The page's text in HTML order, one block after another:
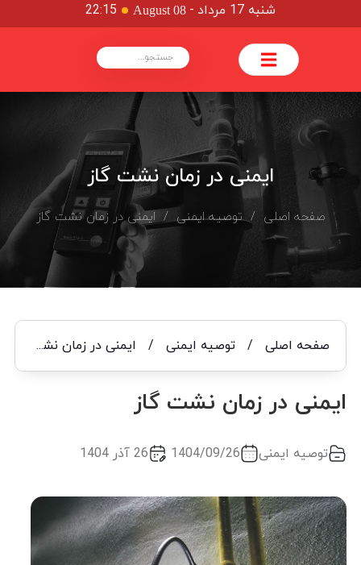
شنبه 17 مرداد -
August 08
22:15
ایمنی در زمان نشت گاز
صفحه اصلی /توصیه ایمنی/ ایمنی در زمان نشت گاز
صفحه اصلی/ توصیه ایمنی/ ایمنی در زمان نشت گاز
ایمنی در زمان نشت گاز
توصیه ایمنی 1404/09/26 26 آذر 1404